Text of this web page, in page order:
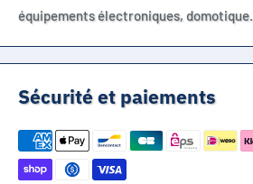
équipements électroniques, domotique.
Sécurité et paiements